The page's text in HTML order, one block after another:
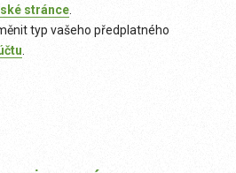
stránce
typ vašeho předplatného